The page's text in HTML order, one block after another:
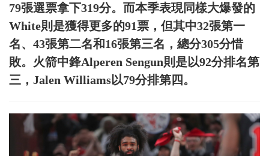
79張選票拿下319分。而本季表現同樣大爆發的
White則是獲得更多的91票，但其中32張第一
名、43張第二名和16張第三名，總分305分惜
敗。火箭中鋒Alperen Sengun則是以92分排名第
三，Jalen Williams以79分排第四。